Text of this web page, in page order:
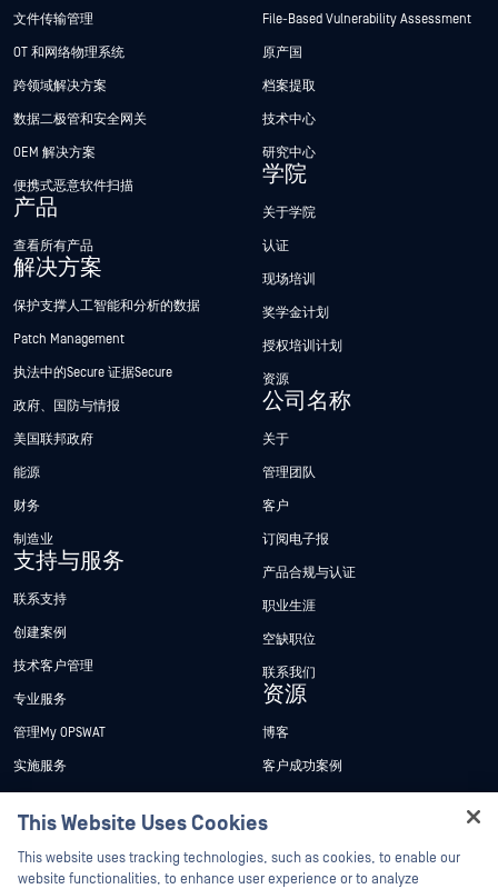
文件传输管理
OT 和网络物理系统
跨领域解决方案
数据二极管和安全网关
OEM 解决方案
便携式恶意软件扫描
产品
查看所有产品
解决方案
保护支撑人工智能和分析的数据
Patch Management
执法中的Secure 证据Secure
政府、国防与情报
美国联邦政府
能源
财务
制造业
支持与服务
联系支持
创建案例
技术客户管理
专业服务
管理My OPSWAT
实施服务
技术文档
培训
File-Based Vulnerability Assessment
原产国
档案提取
技术中心
研究中心
学院
关于学院
认证
现场培训
奖学金计划
授权培训计划
资源
公司名称
关于
管理团队
客户
订阅电子报
产品合规与认证
职业生涯
空缺职位
联系我们
资源
博客
客户成功案例
新闻报道
活动
This Website Uses Cookies
This website uses tracking technologies, such as cookies, to enable our
website functionalities, to enhance user experience or to analyze
Hey there!
I'm Ozzy, your OPSWAT virtual assistant.